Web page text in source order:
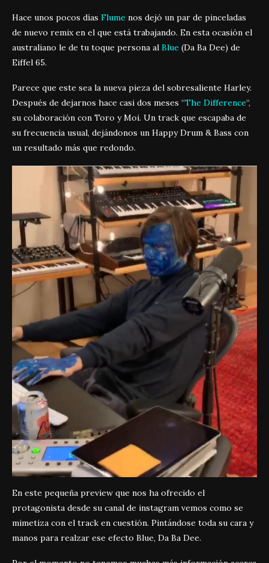
Hace unos pocos días Flume nos dejó un par de pinceladas
de nuevo remix en el que está trabajando. En esta ocasión el
australiano le de tu toque persona al Blue (Da Ba Dee) de
Eiffel 65.
Parece que este sea la nueva pieza del sobresaliente Harley.
Después de dejarnos hace casi dos meses “The Difference“,
su colaboración con Toro y Moi. Un track que escapaba de
su frecuencia usual, dejándonos un Happy Drum & Bass con
un resultado más que redondo.
En este pequeña preview que nos ha ofrecido el
protagonista desde su canal de instagram vemos como se
mimetiza con el track en cuestión. Pintándose toda su cara y
manos para realzar ese efecto Blue, Da Ba Dee.